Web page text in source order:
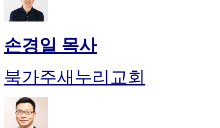
손경일 목사
북가주새누리교회